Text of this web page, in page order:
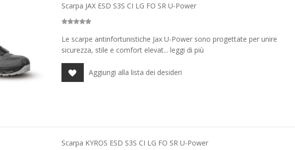
Scarpa JAX ESD S3S CI LG FO SR U-Power
Le scarpe antinfortunistiche Jax U-Power sono progettate per unire
sicurezza, stile e comfort elevat... leggi di più
Aggiungi alla lista dei desideri
Scarpa KYROS ESD S3S CI LG FO SR U-Power